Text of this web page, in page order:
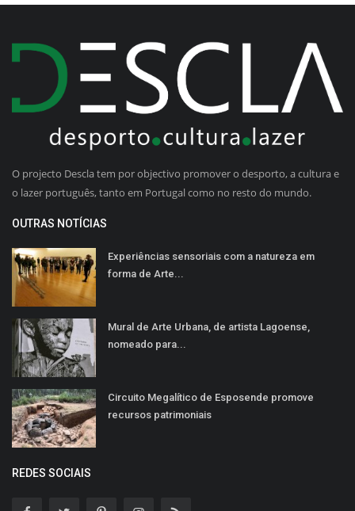
O projecto Descla tem por objectivo promover o desporto, a cultura e
o lazer português, tanto em Portugal como no resto do mundo.
OUTRAS NOTÍCIAS
Experiências sensoriais com a natureza em
forma de Arte...
Mural de Arte Urbana, de artista Lagoense,
nomeado para...
Circuito Megalítico de Esposende promove
recursos patrimoniais
REDES SOCIAIS